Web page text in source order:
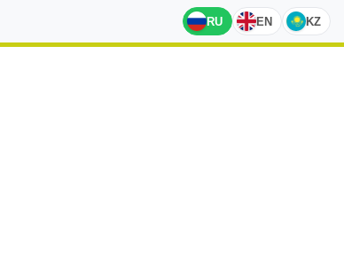
RU EN KZ